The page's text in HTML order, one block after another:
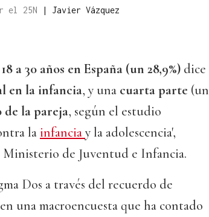
el 25N | Javier Vázquez
a 30 años en España (un 28,9%) dice
en la infancia, y una cuarta parte (un
la pareja, según el estudio
la infanciay la adolescencia',
Ministerio de Juventud e Infancia.
Dos a través del recuerdo de
una macroencuesta que ha contado